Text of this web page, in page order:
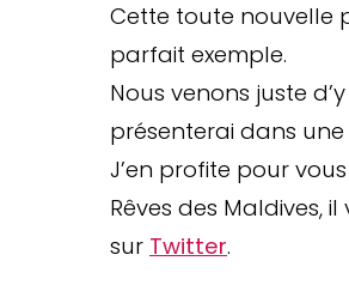
Cette toute nouvelle
parfait exemple.
Nous venons juste
présenterai dans
J’en profite pour
Rêves des Maldives,
sur Twitter.